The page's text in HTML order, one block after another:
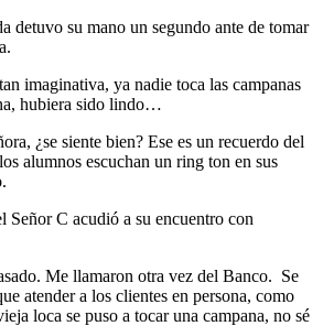
detuvo su mano un segundo ante de tomar
imaginativa, ya nadie toca las campanas
hubiera sido lindo…
¿se siente bien? Ese es un recuerdo del
alumnos escuchan un ring ton en sus
Señor C acudió a su encuentro con
Me llamaron otra vez del Banco. Se
atender a los clientes en persona, como
loca se puso a tocar una campana, no sé